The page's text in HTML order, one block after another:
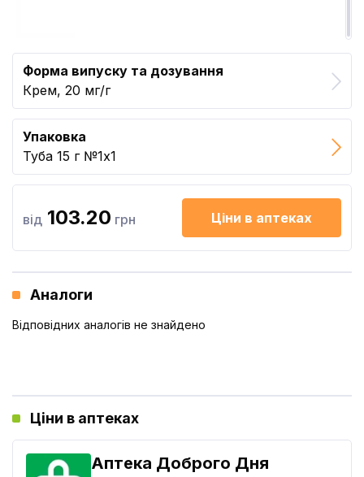
Форма випуску та дозування
Крем, 20 мг/г
Упаковка
Туба 15 г №1x1
від 103.20 грн Ціни в аптеках
Аналоги
Відповідних аналогів не знайдено
Ціни в аптеках
Аптека Доброго Дня